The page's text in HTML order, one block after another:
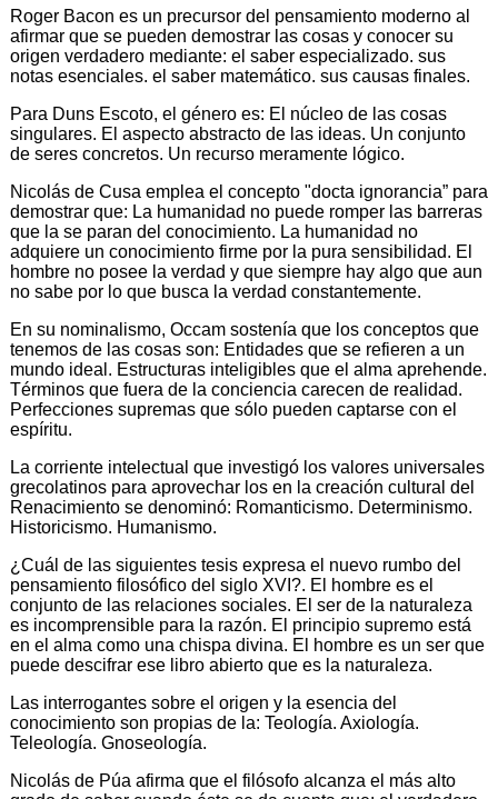
Roger Bacon es un precursor del pensamiento moderno al
afirmar que se pueden demostrar las cosas y conocer su
origen verdadero mediante: el saber especializado. sus
notas esenciales. el saber matemático. sus causas finales.
Para Duns Escoto, el género es: El núcleo de las cosas
singulares. El aspecto abstracto de las ideas. Un conjunto
de seres concretos. Un recurso meramente lógico.
Nicolás de Cusa emplea el concepto "docta ignorancia” para
demostrar que: La humanidad no puede romper las barreras
que la se paran del conocimiento. La humanidad no
adquiere un conocimiento firme por la pura sensibilidad. El
hombre no posee la verdad y que siempre hay algo que aun
no sabe por lo que busca la verdad constantemente.
En su nominalismo, Occam sostenía que los conceptos que
tenemos de las cosas son: Entidades que se refieren a un
mundo ideal. Estructuras inteligibles que el alma aprehende.
Términos que fuera de la conciencia carecen de realidad.
Perfecciones supremas que sólo pueden captarse con el
espíritu.
La corriente intelectual que investigó los valores universales
grecolatinos para aprovechar los en la creación cultural del
Renacimiento se denominó: Romanticismo. Determinismo.
Historicismo. Humanismo.
¿Cuál de las siguientes tesis expresa el nuevo rumbo del
pensamiento filosófico del siglo XVI?. El hombre es el
conjunto de las relaciones sociales. El ser de la naturaleza
es incomprensible para la razón. El principio supremo está
en el alma como una chispa divina. El hombre es un ser que
puede descifrar ese libro abierto que es la naturaleza.
Las interrogantes sobre el origen y la esencia del
conocimiento son propias de la: Teología. Axiología.
Teleología. Gnoseología.
Nicolás de Púa afirma que el filósofo alcanza el más alto